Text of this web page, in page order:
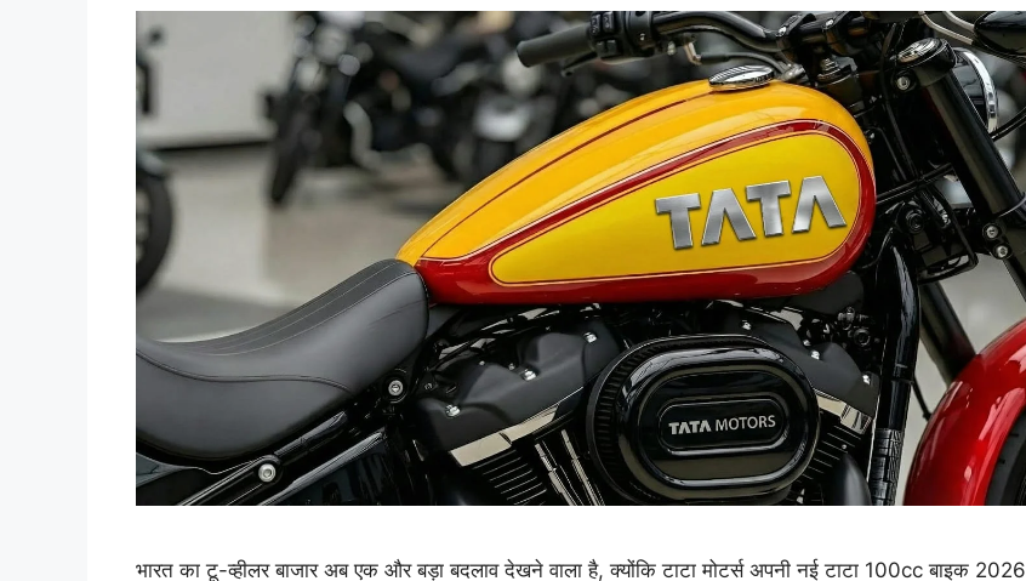
भारत का टू-व्हीलर बाजार अब एक और बड़ा बदलाव देखने वाला है, क्योंकि टाटा मोटर्स अपनी नई टाटा 100cc बाइक 2026